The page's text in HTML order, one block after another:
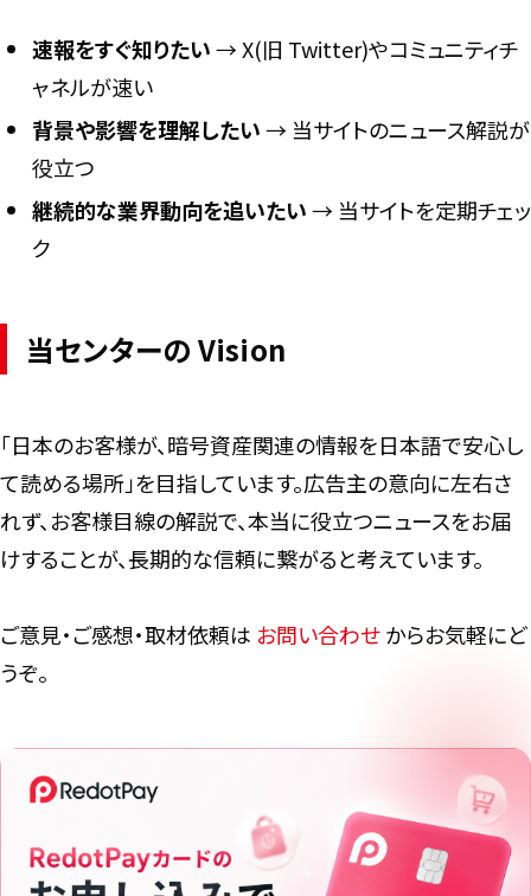
速報をすぐ知りたい→ X(旧 Twitter)やコミュニティチ
ャネルが速い
背景や影響を理解したい→ 当サイトのニュース解説が
役立つ
継続的な業界動向を追いたい→ 当サイトを定期チェッ
ク
当センターの Vision
「日本のお客様が、暗号資産関連の情報を日本語で安心し
て読める場所」を目指しています。広告主の意向に左右さ
れず、お客様目線の解説で、本当に役立つニュースをお届
けすることが、長期的な信頼に繋がると考えています。
ご意見・ご感想・取材依頼は お問い合わせからお気軽にど
うぞ。